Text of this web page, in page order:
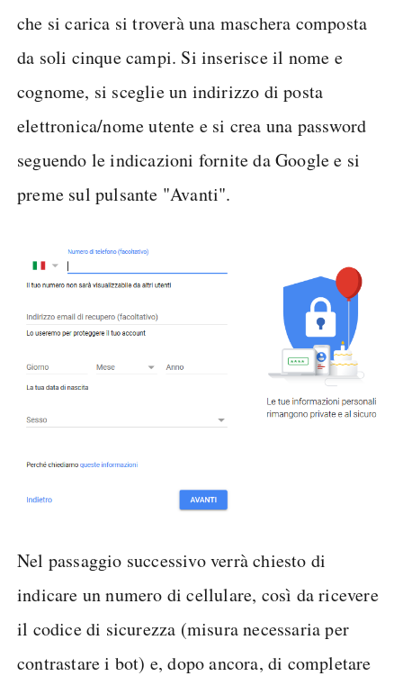
che si carica si troverà una maschera composta
da soli cinque campi. Si inserisce il nome e
cognome, si sceglie un indirizzo di posta
elettronica/nome utente e si crea una password
seguendo le indicazioni fornite da Google e si
preme sul pulsante "Avanti".
Nel passaggio successivo verrà chiesto di
indicare un numero di cellulare, così da ricevere
il codice di sicurezza (misura necessaria per
contrastare i bot) e, dopo ancora, di completare